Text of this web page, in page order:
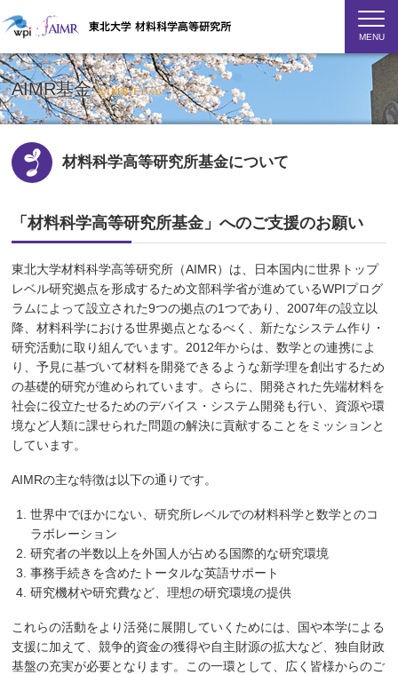
MENU
AIMR基金AIMR Fund
材料科学高等研究所基金について
「材料科学高等研究所基金」へのご支援のお願い
東北大学材料科学高等研究所（AIMR）は、日本国内に世界トップ
レベル研究拠点を形成するため文部科学省が進めているWPIプログ
ラムによって設立された9つの拠点の1つであり、2007年の設立以
降、材料科学における世界拠点となるべく、新たなシステム作り・
研究活動に取り組んでいます。2012年からは、数学との連携によ
り、予見に基づいて材料を開発できるような新学理を創出するため
の基礎的研究が進められています。さらに、開発された先端材料を
社会に役立たせるためのデバイス・システム開発も行い、資源や環
境など人類に課せられた問題の解決に貢献することをミッションと
しています。
AIMRの主な特徴は以下の通りです。
世界中でほかにない、研究所レベルでの材料科学と数学とのコ
ラボレーション
研究者の半数以上を外国人が占める国際的な研究環境
事務手続きを含めたトータルな英語サポート
研究機材や研究費など、理想の研究環境の提供
これらの活動をより活発に展開していくためには、国や本学による
支援に加えて、競争的資金の獲得や自主財源の拡大など、独自財政
基盤の充実が必要となります。この一環として、広く皆様からのご